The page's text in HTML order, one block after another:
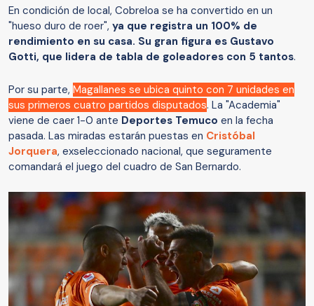
En condición de local, Cobreloa se ha convertido en un
"hueso duro de roer", ya que registra un 100% de
rendimiento en su casa. Su gran figura es Gustavo
Gotti, que lidera de tabla de goleadores con 5 tantos.
Por su parte, Magallanes se ubica quinto con 7 unidades en
sus primeros cuatro partidos disputados. La "Academia"
viene de caer 1-0 ante Deportes Temuco en la fecha
pasada. Las miradas estarán puestas en Cristóbal
Jorquera, exseleccionado nacional, que seguramente
comandará el juego del cuadro de San Bernardo.